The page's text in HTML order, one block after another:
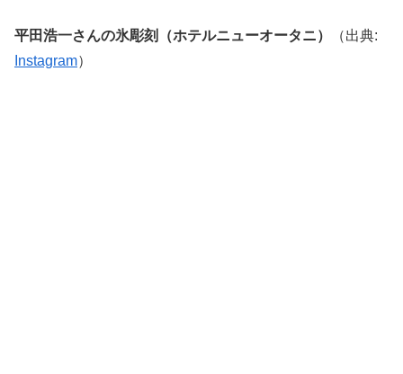
平田浩一さんの氷彫刻（ホテルニューオータニ）
（出典:
Instagram）